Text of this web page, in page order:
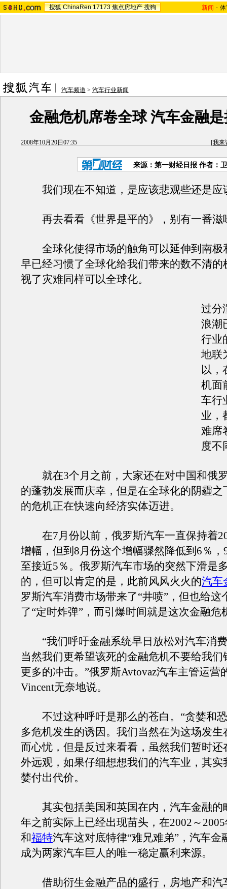
搜狐 ChinaRen 17173 焦点房地产 搜狗 新闻 -
汽车频道 > 汽车行业新闻
金融危机席卷全球 汽车金融
2008年10月20日07:35 [我来
来源：第一财经日报 作者：
我们现在不知道，是应该悲观些还是应
再去看看《世界是平的》，别有一番滋
全球化使得市场的触角可以延伸到南极
早已经习惯了全球化给我们带来的数不清的
视了灾难同样可以全球化。
过分
浪潮
行业
地联
以，
机面
车行
业，
难
度不
就在3个月之前，大家还在对中国和俄
的蓬勃发展而庆幸，但是在全球化的阴霾之
的危机正在快速向经济实体迈进。
在7月份以前，俄罗斯汽车一直保持着
增幅，但到8月份这个增幅骤然降低到6％，
至接近5％。俄罗斯汽车市场的突然下滑是
的，但可以肯定的是，此前风风火火的汽车
罗斯汽车消费市场带来了“井喷”，但也给这
了“定时炸弹”，而引爆时间就是这次金融危
“我们呼吁金融系统早日放松对汽车消
当然我们更希望该死的金融危机不要给我们
更多的冲击。”俄罗斯Avtovaz汽车主管运营
Vincent无奈地说。
不过这种呼吁是那么的苍白。“贪婪和恐
多危机发生的诱因。我们当然在为这场发生
而心忧，但是反过来看看，虽然我们暂时还
外远观，如果仔细想想我们的汽车业，其实
婪付出代价。
其实包括美国和英国在内，汽车金融的
年之前实际上已经出现苗头，在2002～
和福特汽车这对底特律“难兄难弟”，汽车金
成为两家汽车巨人的唯一稳定赢利来源。
借助衍生金融产品的盛行，房地产和汽